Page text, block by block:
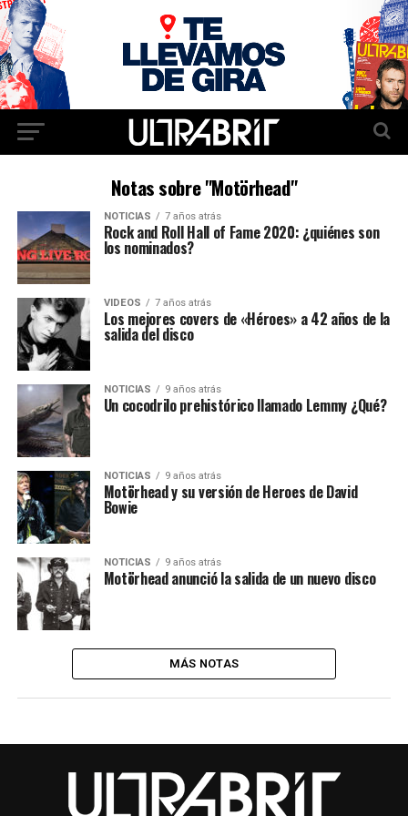
Notas sobre "Motörhead"
NOTICIAS 7 años atrás
Rock and Roll Hall of Fame 2020: ¿quiénes son
los nominados?
VIDEOS 7 años atrás
Los mejores covers de «Héroes» a 42 años de la
salida del disco
NOTICIAS 9 años atrás
Un cocodrilo prehistórico llamado Lemmy ¿Qué?
NOTICIAS 9 años atrás
Motörhead y su versión de Heroes de David
Bowie
NOTICIAS 9 años atrás
Motörhead anunció la salida de un nuevo disco
MÁS NOTAS